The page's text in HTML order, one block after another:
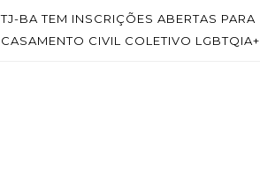
TJ-BA TEM INSCRIÇÕES ABERTAS PARA
CASAMENTO CIVIL COLETIVO LGBTQIA+